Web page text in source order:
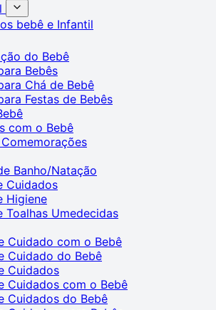
bebê e Infantil
do Bebê
Bebês
Chá de Bebê
Festas de Bebês
com o Bebê
Banho/Natação
Cuidados
Higiene
Toalhas Umedecidas
Cuidado com o Bebê
Cuidado do Bebê
Cuidados
Cuidados com o Bebê
Cuidados do Bebê